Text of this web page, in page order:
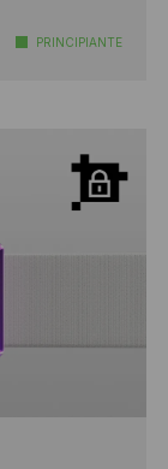
PRINCIPIANTE